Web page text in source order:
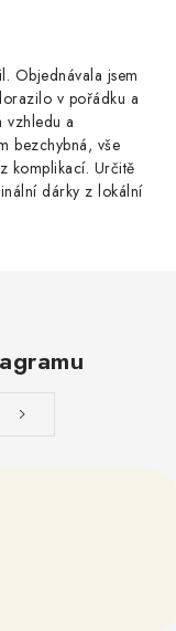
Objednávala jsem
v pořádku a
vzhledu a
bezchybná, vše
komplikací. Určitě
dárky z lokální